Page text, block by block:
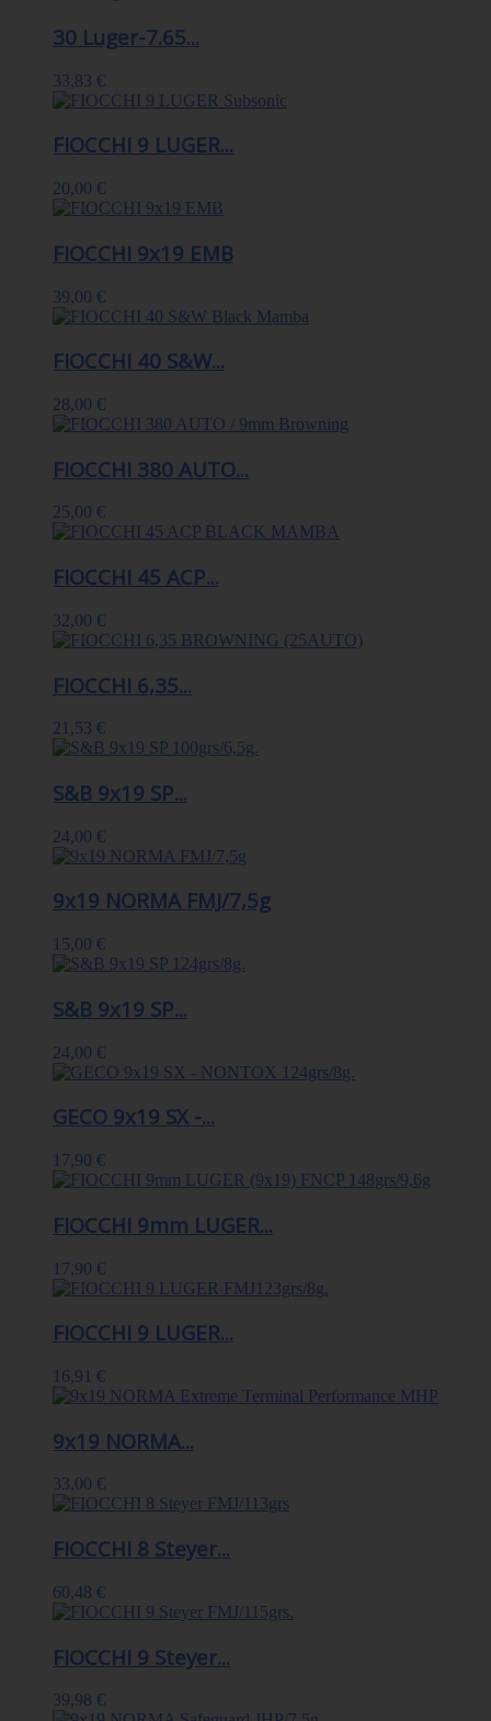
30 Luger-7.65...
33,83 €
FIOCCHI 9 LUGER...
20,00 €
FIOCCHI 9x19 EMB
39,00 €
FIOCCHI 40 S&W...
28,00 €
FIOCCHI 380 AUTO...
25,00 €
FIOCCHI 45 ACP...
32,00 €
FIOCCHI 6,35...
21,53 €
S&B 9x19 SP...
24,00 €
9x19 NORMA FMJ/7,5g
15,00 €
S&B 9x19 SP...
24,00 €
GECO 9x19 SX -...
17,90 €
FIOCCHI 9mm LUGER...
17,90 €
FIOCCHI 9 LUGER...
16,91 €
9x19 NORMA...
33,00 €
FIOCCHI 8 Steyer...
60,48 €
FIOCCHI 9 Steyer...
39,98 €